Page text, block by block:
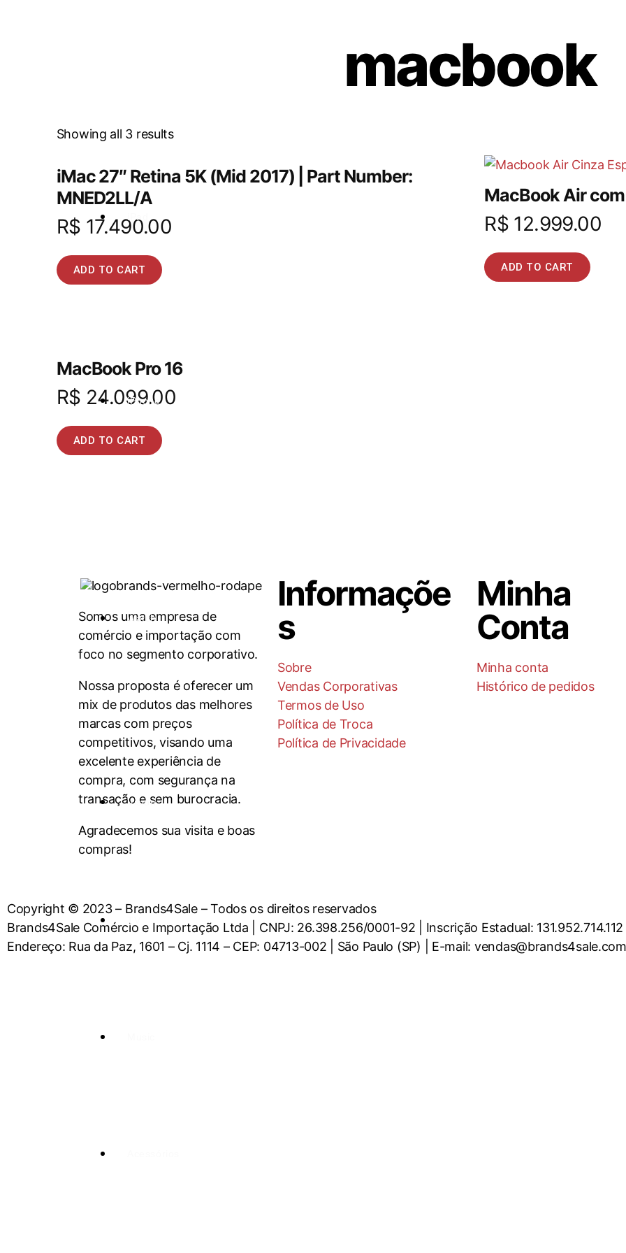
iPad
iPhone
Watch
Vision
TV
macbook
Showing all 3 results
iMac 27″ Retina 5K (Mid 2017) | Part Number:
MNED2LL/A
R$ 17.490.00
ADD TO CART
MacBook Air
R$ 12.999.00
ADD TO CART
MacBook Pro 16
R$ 24.099.00
ADD TO CART
Somos uma empresa de
comércio e importação com
foco no segmento corporativo.
Nossa proposta é oferecer um
mix de produtos das melhores
marcas com preços
competitivos, visando uma
excelente experiência de
compra, com segurança na
transação e sem burocracia.
Agradecemos sua visita e boas
compras!
Informaçõe
s
Sobre
Vendas Corporativas
Termos de Uso
Política de Troca
Política de Privacidade
Minha
Conta
Minha conta
Histórico de pedidos
Copyright © 2023 – Brands4Sale – Todos os direitos reservados
Brands4Sale Comércio e Importação Ltda | CNPJ: 26.398.256/0001-92 | Inscrição Estadual: 131.952.714.112
Endereço: Rua da Paz, 1601 – Cj. 1114 – CEP: 04713-002 | São Paulo (SP) | E-mail: